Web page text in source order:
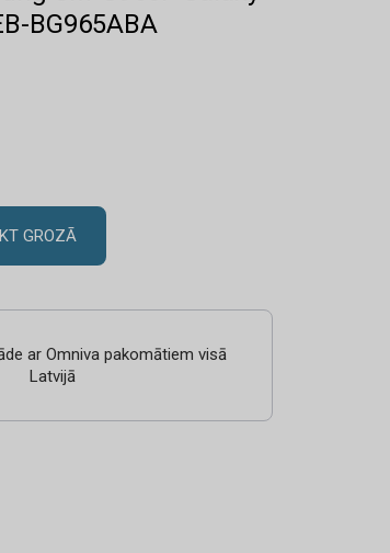
BG965ABA
GROZĀ
ar Omniva pakomātiem visā
Latvijā